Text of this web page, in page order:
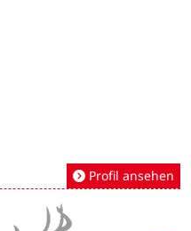
Profil ansehen